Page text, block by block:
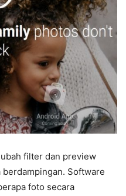
filter dan preview
Software
foto secara